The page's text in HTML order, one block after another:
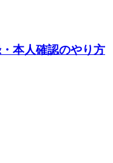
本人確認のやり方